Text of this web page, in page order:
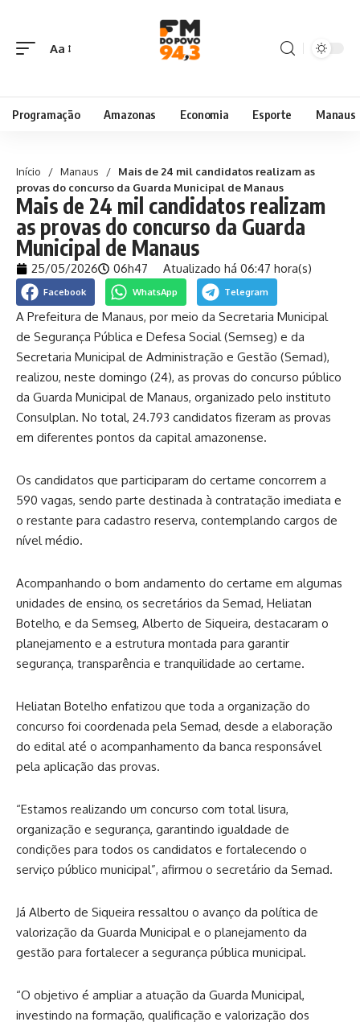
Aa
Programação Amazonas Economia Esporte Manaus
Início / Manaus /
Mais de 24 mil candidatos realizam as
provas do concurso da Guarda Municipal de Manaus
Mais de 24 mil candidatos realizam
as provas do concurso da Guarda
Municipal de Manaus
25/05/2026 06h47 Atualizado há 06:47 hora(s)
Facebook WhatsApp Telegram
A Prefeitura de Manaus, por meio da Secretaria Municipal
de Segurança Pública e Defesa Social (Semseg) e da
Secretaria Municipal de Administração e Gestão (Semad),
realizou, neste domingo (24), as provas do concurso público
da Guarda Municipal de Manaus, organizado pelo instituto
Consulplan. No total, 24.793 candidatos fizeram as provas
em diferentes pontos da capital amazonense.
Os candidatos que participaram do certame concorrem a
590 vagas, sendo parte destinada à contratação imediata e
o restante para cadastro reserva, contemplando cargos de
nível médio.
Acompanhando o bom andamento do certame em algumas
unidades de ensino, os secretários da Semad, Heliatan
Botelho, e da Semseg, Alberto de Siqueira, destacaram o
planejamento e a estrutura montada para garantir
segurança, transparência e tranquilidade ao certame.
Heliatan Botelho enfatizou que toda a organização do
concurso foi coordenada pela Semad, desde a elaboração
do edital até o acompanhamento da banca responsável
pela aplicação das provas.
“Estamos realizando um concurso com total lisura,
organização e segurança, garantindo igualdade de
condições para todos os candidatos e fortalecendo o
serviço público municipal”, afirmou o secretário da Semad.
Já Alberto de Siqueira ressaltou o avanço da política de
valorização da Guarda Municipal e o planejamento da
gestão para fortalecer a segurança pública municipal.
“O objetivo é ampliar a atuação da Guarda Municipal,
investindo na formação, qualificação e valorização dos